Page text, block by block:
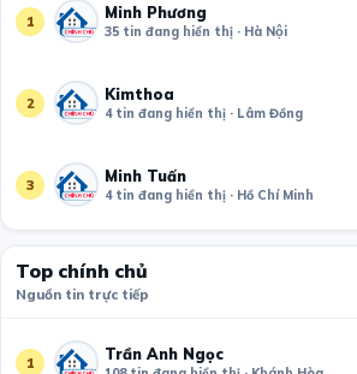
1 Minh Phương
35 tin đang hiển thị · Hà Nội
2 Kimthoa
4 tin đang hiển thị · Lâm Đồng
3 Minh Tuấn
4 tin đang hiển thị · Hồ Chí Minh
Top chính chủ
Nguồn tin trực tiếp
1 Trần Anh Ngọc